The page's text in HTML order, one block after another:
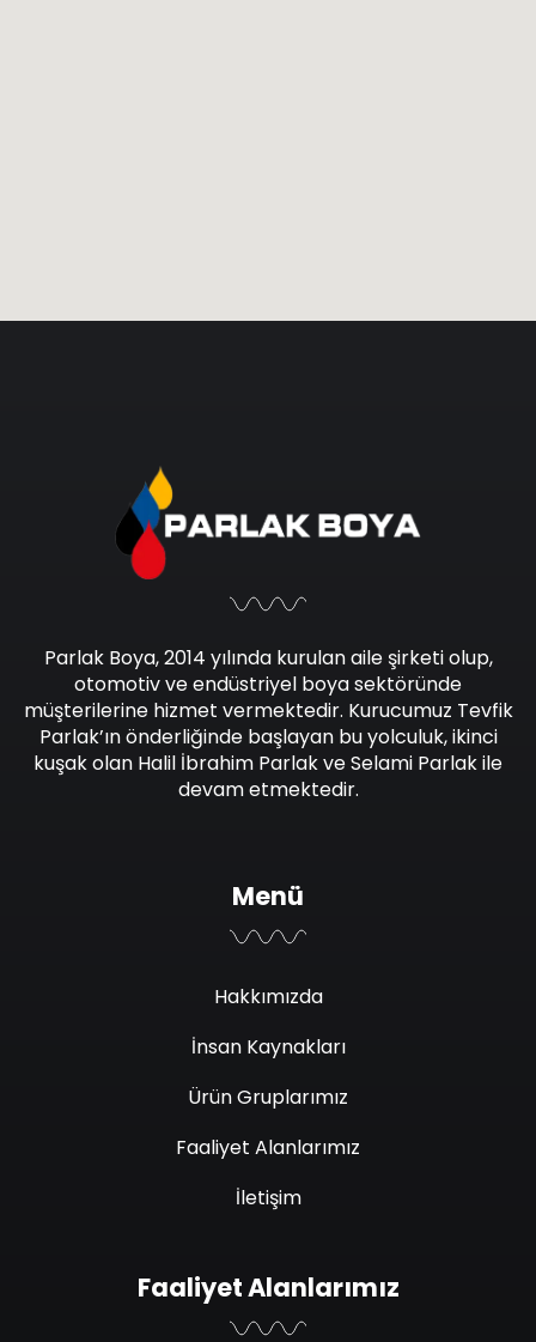
Parlak Boya, 2014 yılında kurulan aile şirketi olup,
otomotiv ve endüstriyel boya sektöründe
müşterilerine hizmet vermektedir. Kurucumuz Tevfik
Parlak’ın önderliğinde başlayan bu yolculuk, ikinci
kuşak olan Halil İbrahim Parlak ve Selami Parlak ile
devam etmektedir.
Menü
Hakkımızda
İnsan Kaynakları
Ürün Gruplarımız
Faaliyet Alanlarımız
İletişim
Faaliyet Alanlarımız